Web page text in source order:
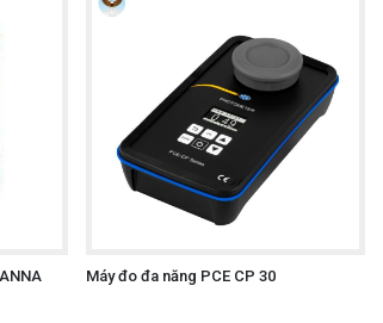
Máy đo đa năng PCE CP 30